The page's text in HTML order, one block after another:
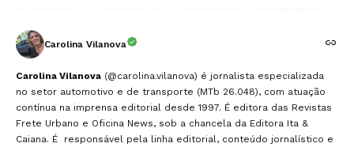
Carolina Vilanova
Carolina Vilanova (@carolina.vilanova) é jornalista especializada
no setor automotivo e de transporte (MTb 26.048), com atuação
contínua na imprensa editorial desde 1997. É editora das Revistas
Frete Urbano e Oficina News, sob a chancela da Editora Ita &
Caiana. É responsável pela linha editorial, conteúdo jornalístico e